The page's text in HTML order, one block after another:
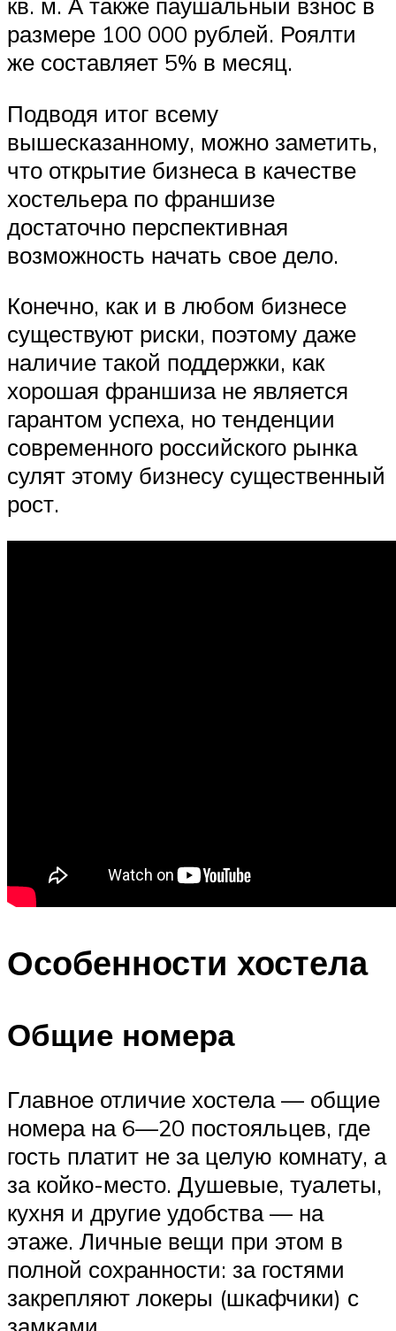
размере 100 000 рублей. Роялти
же составляет 5% в месяц.
Подводя итог всему
вышесказанному, можно заметить,
что открытие бизнеса в качестве
хостельера по франшизе
достаточно перспективная
возможность начать свое дело.
Конечно, как и в любом бизнесе
существуют риски, поэтому даже
наличие такой поддержки, как
хорошая франшиза не является
гарантом успеха, но тенденции
современного российского рынка
сулят этому бизнесу существенный
рост.
Особенности хостела
Общие номера
Главное отличие хостела — общие
номера на 6—20 постояльцев, где
гость платит не за целую комнату, а
за койко-место. Душевые, туалеты,
кухня и другие удобства — на
этаже. Личные вещи при этом в
полной сохранности: за гостями
закрепляют локеры (шкафчики) с